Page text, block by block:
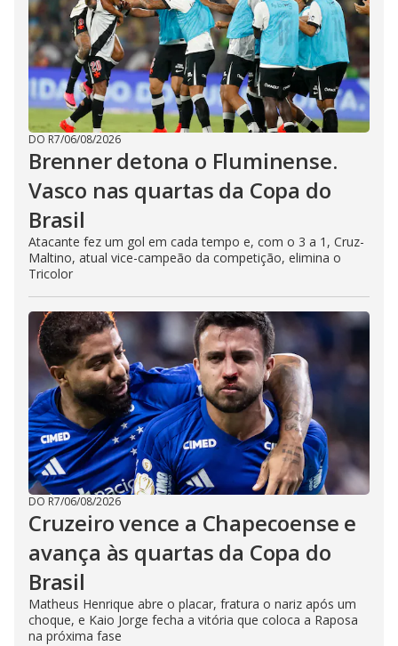
DO R7/06/08/2026
Brenner detona o Fluminense.
Vasco nas quartas da Copa do
Brasil
Atacante fez um gol em cada tempo e, com o 3 a 1, Cruz-
Maltino, atual vice-campeão da competição, elimina o
Tricolor
DO R7/06/08/2026
Cruzeiro vence a Chapecoense e
avança às quartas da Copa do
Brasil
Matheus Henrique abre o placar, fratura o nariz após um
choque, e Kaio Jorge fecha a vitória que coloca a Raposa
na próxima fase